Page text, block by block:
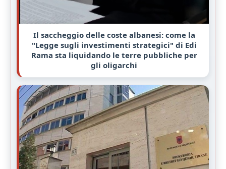
Il saccheggio delle coste albanesi: come la
"Legge sugli investimenti strategici" di Edi
Rama sta liquidando le terre pubbliche per
gli oligarchi